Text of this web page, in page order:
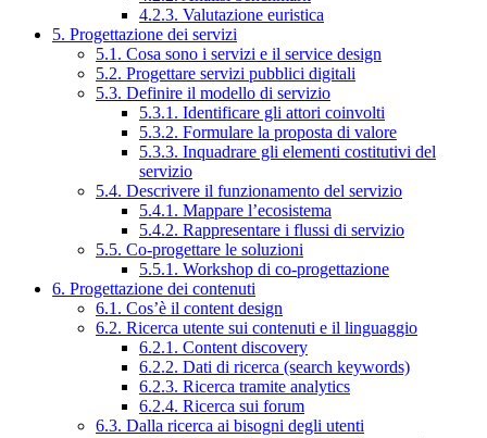
4.2.3. Valutazione euristica
5. Progettazione dei servizi
5.1. Cosa sono i servizi e il service design
5.2. Progettare servizi pubblici digitali
5.3. Definire il modello di servizio
5.3.1. Identificare gli attori coinvolti
5.3.2. Formulare la proposta di valore
5.3.3. Inquadrare gli elementi costitutivi del
servizio
5.4. Descrivere il funzionamento del servizio
5.4.1. Mappare l’ecosistema
5.4.2. Rappresentare i flussi di servizio
5.5. Co-progettare le soluzioni
5.5.1. Workshop di co-progettazione
6. Progettazione dei contenuti
6.1. Cos’è il content design
6.2. Ricerca utente sui contenuti e il linguaggio
6.2.1. Content discovery
6.2.2. Dati di ricerca (search keywords)
6.2.3. Ricerca tramite analytics
6.2.4. Ricerca sui forum
6.3. Dalla ricerca ai bisogni degli utenti